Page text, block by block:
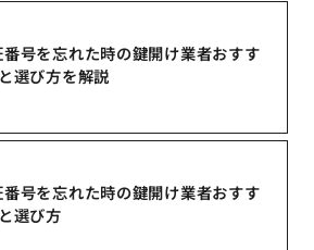
号を忘れた時の鍵開け業者おすす
選び方を解説
号を忘れた時の鍵開け業者おすす
選び方